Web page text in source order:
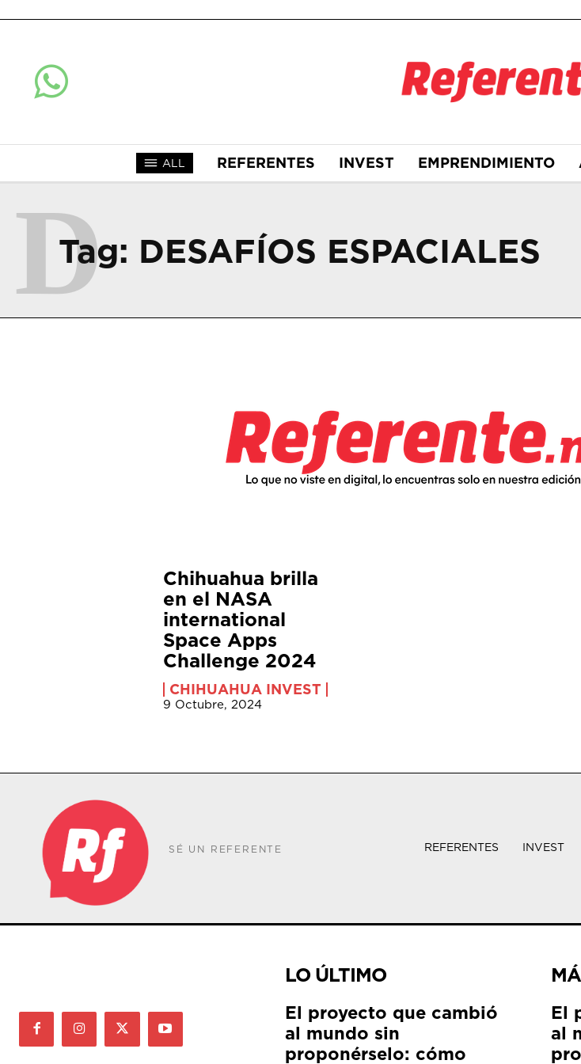
ALL REFERENTES INVEST EMPRENDIMIENTO
Tag: DESAFÍOS ESPACIALES
D
Chihuahua brilla
en el NASA
international
Space Apps
Challenge 2024
CHIHUAHUA INVEST
9 Octubre, 2024
SÉ UN REFERENTE REFERENTES INVEST
LO ÚLTIMO
El proyecto que cambió
al mundo sin
proponérselo: cómo
El
al